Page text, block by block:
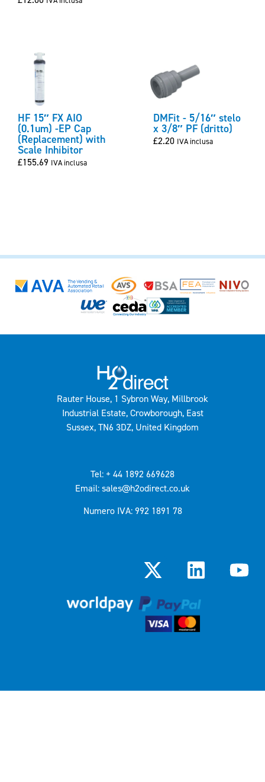
HF 15″ FX AIO
(0.1um) -EP Cap
(Replacement) with
Scale Inhibitor
£155.69 IVA inclusa
DMFit - 5/16″ stelo
x 3/8″ PF (dritto)
£2.20 IVA inclusa
Rauter House, 1 Sybron Way, Millbrook
Industrial Estate, Crowborough, East
Sussex, TN6 3DZ, United Kingdom
Tel: + 44 1892 669628
Email: sales@h2odirect.co.uk
Numero IVA: 992 1891 78